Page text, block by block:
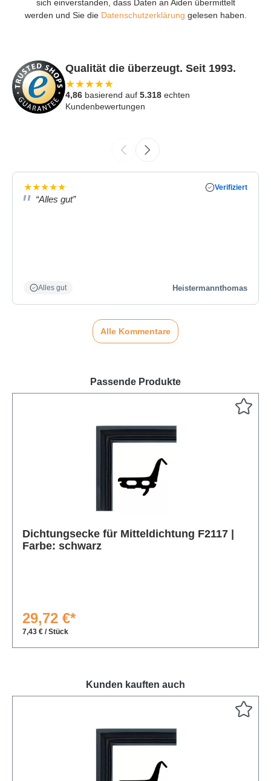
sich einverstanden, dass Daten an Aiden übermittelt
werden und Sie dieDatenschutzerklärung gelesen haben.
Qualität die überzeugt. Seit 1993.
★★★★★
4,86 basierend auf 5.318 echten
Kundenbewertungen
★★★★★ Verifiziert
“Alles gut”
Alles gut Heistermannthomas
Alle Kommentare
Passende Produkte
Dichtungsecke für Mitteldichtung F2117 |
Farbe: schwarz
29,72 €*
7,43 € / Stück
Kunden kauften auch